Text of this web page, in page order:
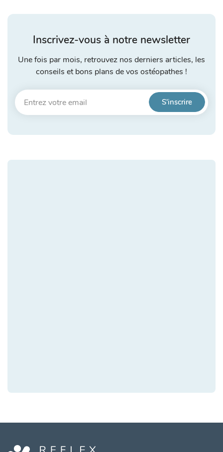
Inscrivez-vous à notre newsletter
Une fois par mois, retrouvez nos derniers articles, les
conseils et bons plans de vos ostéopathes !